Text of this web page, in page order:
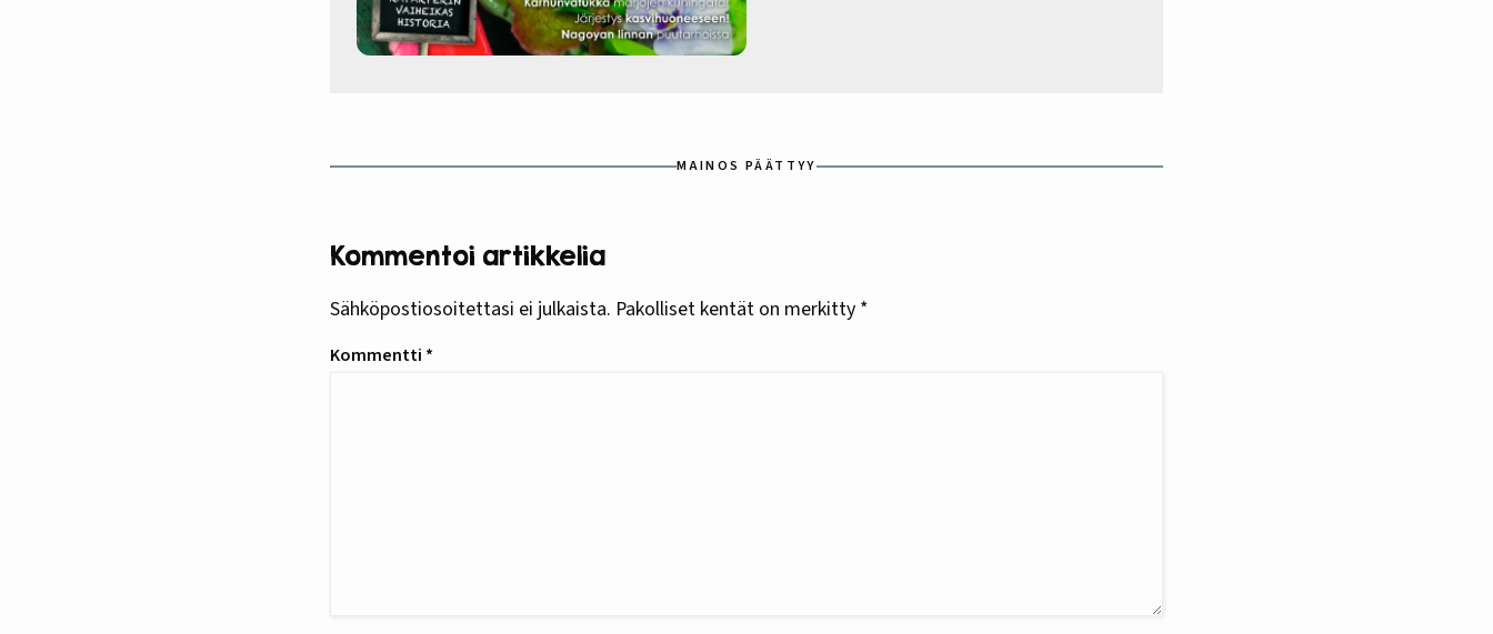
MAINOS PÄÄTTYY
Kommentoi artikkelia
Sähköpostiosoitettasi ei julkaista. Pakolliset kentät on merkitty *
Kommentti *